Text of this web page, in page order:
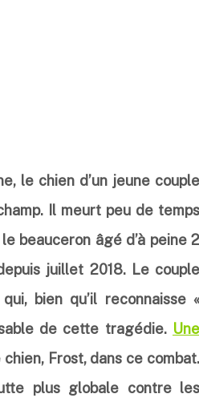
le chien d’un jeune couple
Il meurt peu de temps
beauceron âgé d’à peine 2
juillet 2018. Le couple
bien qu’il reconnaisse «
de cette tragédie. Une
Frost, dans ce combat.
plus globale contre les